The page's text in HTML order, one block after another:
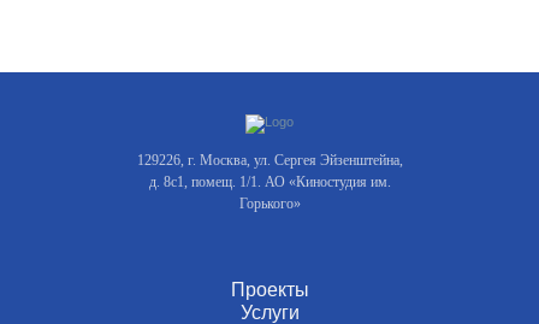
129226, г. Москва, ул. Сергея Эйзенштейна,
д. 8с1, помещ. 1/1. АО «Киностудия им.
Горького»
Проекты
Услуги